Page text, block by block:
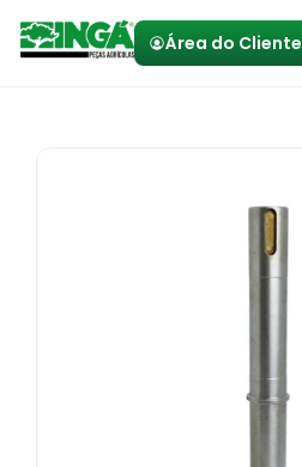
Área do Cliente